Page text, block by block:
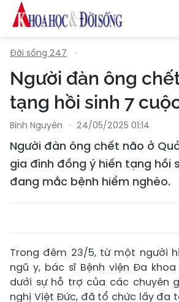
Đời sống 247
Người đàn ông
tạng hồi sinh 7
Bình Nguyên 24/05/2025 01:14
Người đàn ông chết não ở
gia đình đồng ý hiến tạng hồi
đang mắc bệnh hiểm nghèo.
Trong đêm 23/5, từ một người
ngũ y, bác sĩ Bệnh viện Đa
dưới sự hỗ trợ của các chuyên
nghị Việt Đức, đã tổ chức lấy đa